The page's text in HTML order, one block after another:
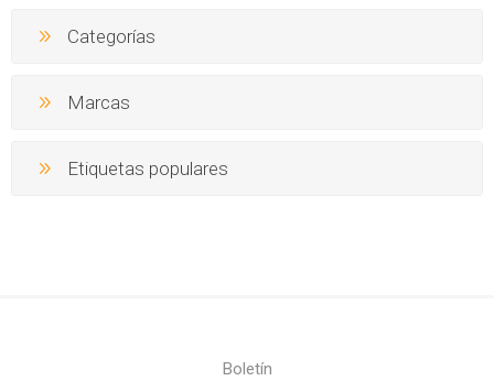
Categorías
Marcas
Etiquetas populares
Boletín